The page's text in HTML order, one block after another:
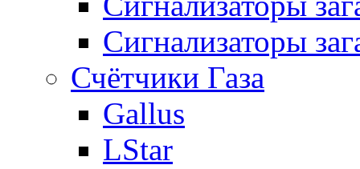
Сигнализаторы
Счётчики Газа
Gallus
LStar